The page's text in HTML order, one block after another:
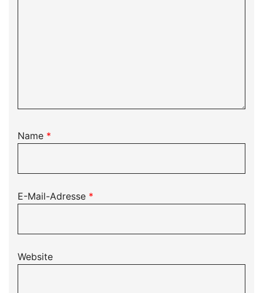
Name *
E-Mail-Adresse *
Website